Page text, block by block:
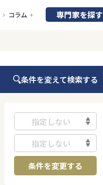
コラム 専門家を探す
条件を変えて検索する
指定しない
指定しない
条件を変更する